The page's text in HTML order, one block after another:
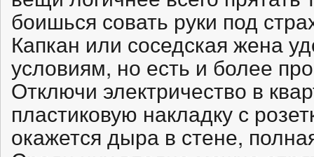
боишься совать руки под
Капкан или соседская жена
условиям, но есть и более
Отключи электричество в
пластиковую накладку с
окажется дыра в стене,